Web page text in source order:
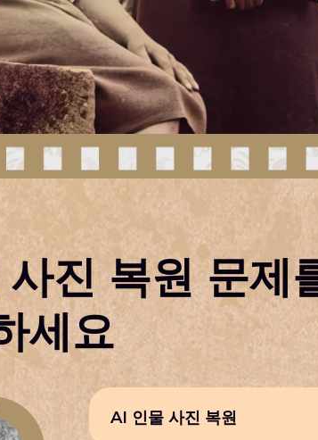
진 복원 문제
세요
AI 인물 사진 복원